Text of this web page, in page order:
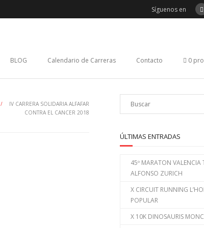
Síguenos en
BLOG Calendario de Carreras Contacto 0
/
IV CARRERA SOLIDARIA ALFAFAR
CONTRA EL CANCER 2018
ÚLTIMAS ENTRADAS
45º MARATON VALENCIA
ALFONSO ZURICH
X CIRCUIT RUNNING
POPULAR
X 10K DINOSAURIS